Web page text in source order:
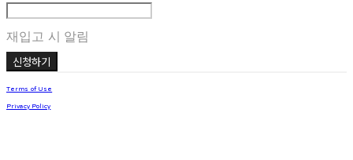
재입고 시 알림
신청하기
Terms of Use
Privacy Policy